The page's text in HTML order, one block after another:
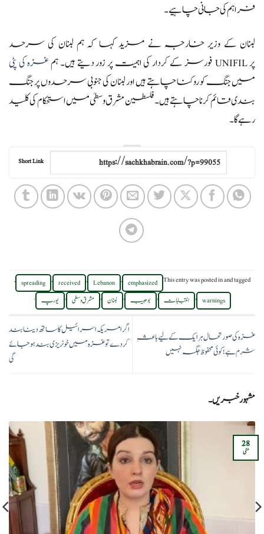
فراہم کی جانی چاہیے۔
لبنان کے وزیر خارجہ نے مزید کہا کہ ہم لبنان کی سرحد
پر UNIFIL فورسز کے کردار کی اہمیت پر زور دیتے ہیں۔ ہم
غزہ کی پٹی
میں جنگ کو روکنا چاہتے ہیں اور لبنان کی جنوبی سرحدوں پر جنگ
بندی قائم کرنا چاہتے ہیں۔ فلسطین مشرق وسطیٰ میں استحکام کی کلید
رہے گا۔
Short Link
This entry was posted inand tagged
emphasized
,
Lebanon
,
received
,
spreading
,
warnings
, انتباہات , بوحبیب , لبنان , مشرق وسطی , یورپ .
غزہ کی صورتحال ہر ایک کے لیے باعثِ
شرم ہے؛ کوئی محفوظ جگہ نہیں
اگر امریکہ اسرائیل کا ساتھ دینا بند
کر دے تو غزہ میں خونریزی بند ہو جائے
گی
مشہور خبریں۔
28
مئی